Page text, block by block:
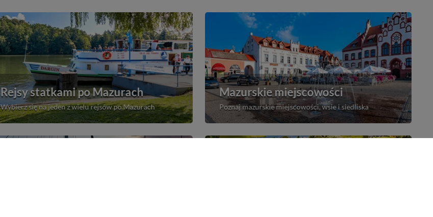
Rejsy statkami po Mazurach
Wybierz się na jeden z wielu rejsów po Mazurach
Mazurskie miejscowości
Poznaj mazurskie miejscowości, wsie i siedliska